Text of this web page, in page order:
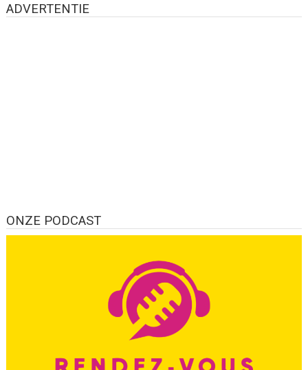
ADVERTENTIE
ONZE PODCAST